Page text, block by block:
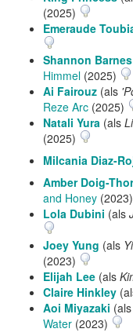
(2025)
Emeraude
Shannon Barnes
Himmel (2025)
Ai Fairouz (als
Reze Arc (2025)
Natali Yura (als
(2025)
Milcania Diaz-
Amber Doig-
and Honey (2023)
Lola Dubini (als
Joey Yung (als
(2023)
Elijah Lee (als
Claire Hinkley
Aoi Miyazaki (als
Water (2023)